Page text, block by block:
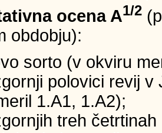
ocena A1/2
obdobju):
sorto (v okviru
polovici revij
1.A1, 1.A2);
treh